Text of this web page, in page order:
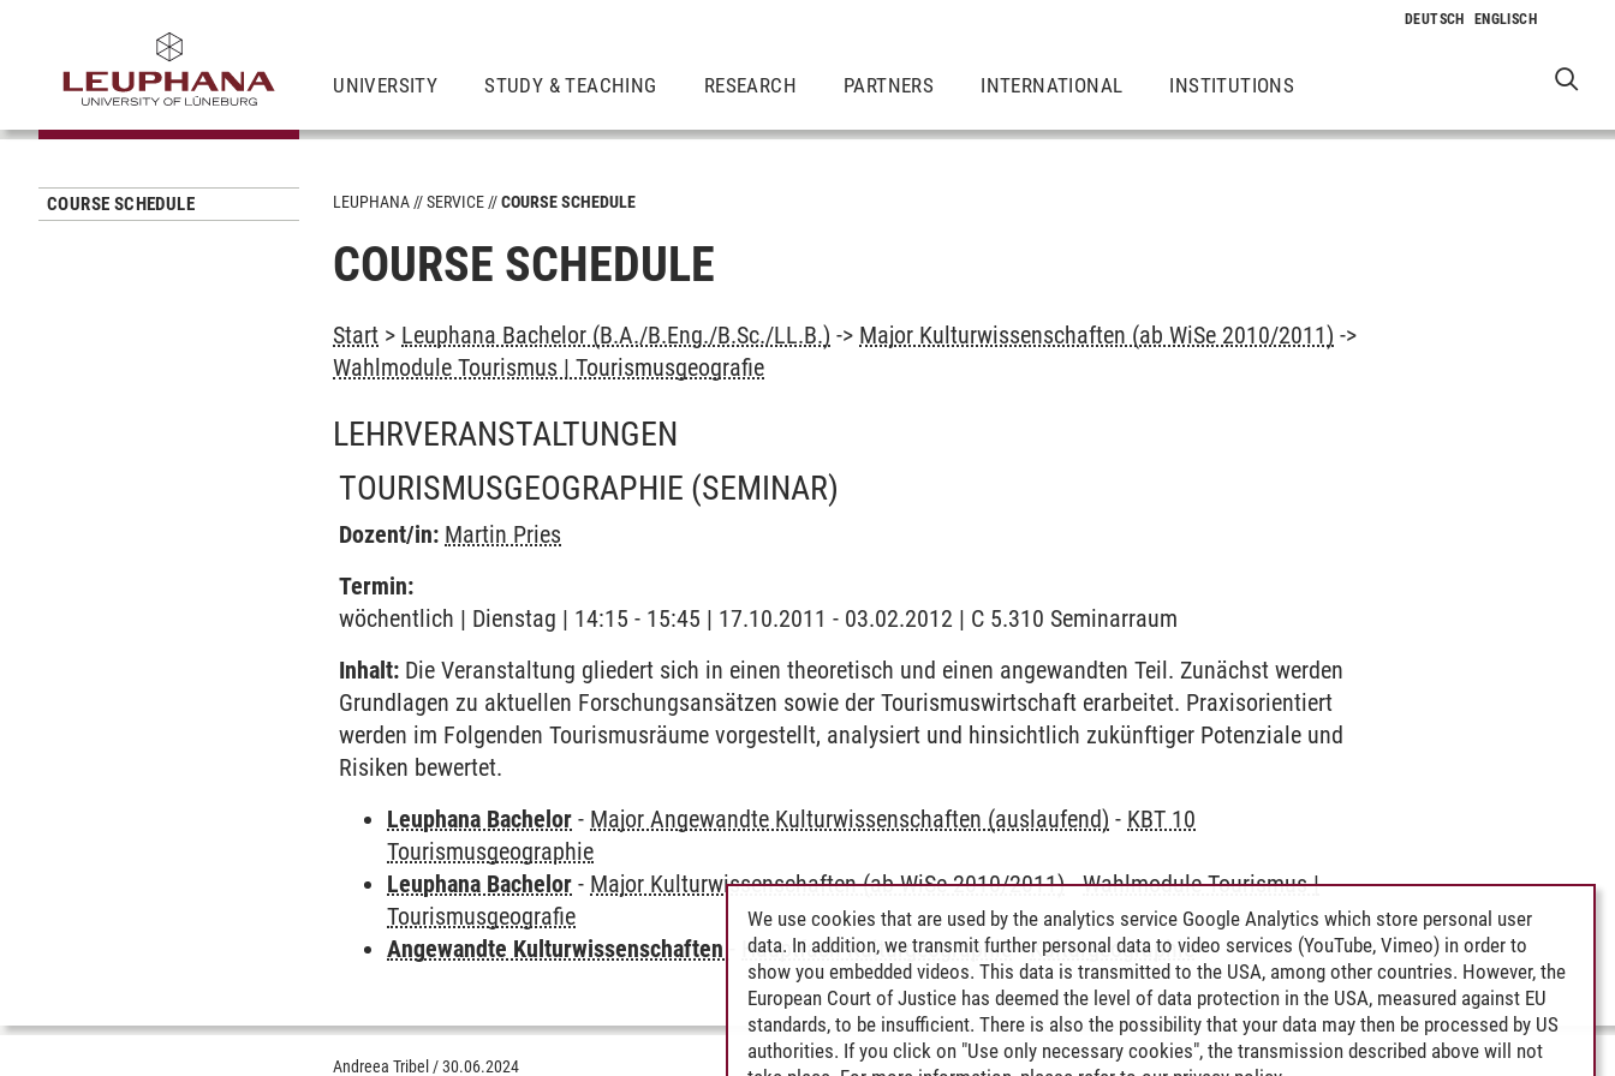
UNIVERSITY STUDY & TEACHING RESEARCH PARTNERS INTERNATIONAL INSTITUTIONS
COURSE SCHEDULE LEUPHANA SERVICE COURSE SCHEDULE
COURSE SCHEDULE
Start > Leuphana Bachelor (B.A./B.Eng./B.Sc./LL.B.) -> Major Kulturwissenschaften (ab WiSe 2010/2011) ->
Wahlmodule Tourismus | Tourismusgeografie
LEHRVERANSTALTUNGEN
TOURISMUSGEOGRAPHIE (SEMINAR)
Dozent/in: Martin Pries
Termin:
wöchentlich | Dienstag | 14:15 - 15:45 | 17.10.2011 - 03.02.2012 | C 5.310 Seminarraum
Inhalt: Die Veranstaltung gliedert sich in einen theoretisch und einen angewandten Teil. Zunächst werden
Grundlagen zu aktuellen Forschungsansätzen sowie der Tourismuswirtschaft erarbeitet. Praxisorientiert
werden im Folgenden Tourismusräume vorgestellt, analysiert und hinsichtlich zukünftiger Potenziale und
Risiken bewertet.
Leuphana Bachelor - Major Angewandte Kulturwissenschaften (auslaufend) - KBT 10
Tourismusgeographie
Leuphana Bachelor - Major Kulturwissenschaften (ab WiSe 2010/2011)-Wahlmodule Tourismus |
Tourismusgeografie
Angewandte Kulturwissenschaften
Hauptfach Kulturgeographie-Kulturgeographie
Andreea Tribel /30.06.2024
We use cookies that are used by the analytics service Google Analytics which store personal user
data. In addition, we transmit further personal data to video services (YouTube, Vimeo) in order to
show you embedded videos. This data is transmitted to the USA, among other countries. However, the
European Court of Justice has deemed the level of data protection in the USA, measured against EU
standards, to be insufficient. There is also the possibility that your data may then be processed by US
authorities. If you click on "Use only necessary cookies", the transmission described above will not